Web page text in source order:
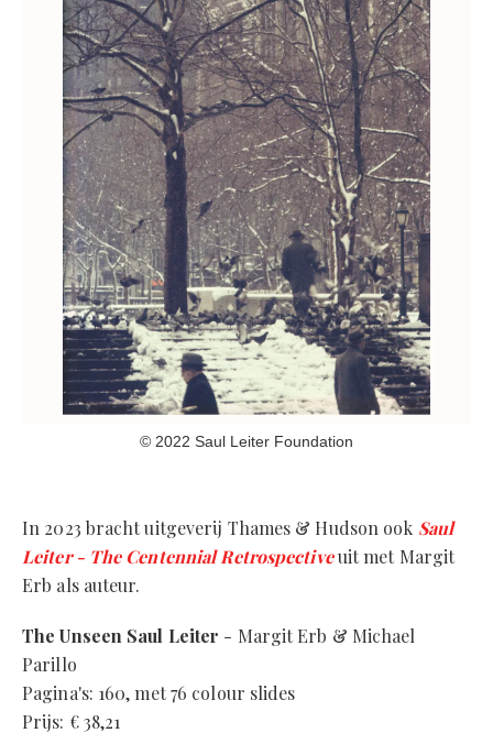
© 2022 Saul Leiter Foundation
In 2023 bracht uitgeverij Thames & Hudson ook Saul
Leiter - The Centennial Retrospectiveuit met Margit
Erb als auteur.
The Unseen Saul Leiter - Margit Erb & Michael
Parillo
Pagina's: 160, met 76 colour slides
Prijs: € 38,21